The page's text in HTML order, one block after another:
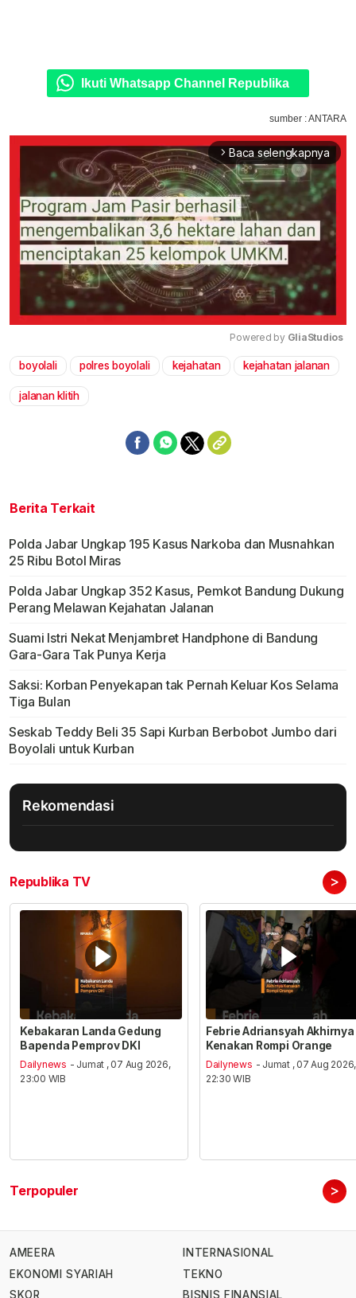
Ikuti Whatsapp Channel Republika
sumber : ANTARA
arrow_forward_ios Baca selengkapnya
Mute
Powered by GliaStudios
boyolali polres boyolali kejahatan kejahatan jalanan
jalanan klitih
Berita Terkait
Polda Jabar Ungkap 195 Kasus Narkoba dan Musnahkan
25 Ribu Botol Miras
Polda Jabar Ungkap 352 Kasus, Pemkot Bandung Dukung
Perang Melawan Kejahatan Jalanan
Suami Istri Nekat Menjambret Handphone di Bandung
Gara-Gara Tak Punya Kerja
Saksi: Korban Penyekapan tak Pernah Keluar Kos Selama
Tiga Bulan
Seskab Teddy Beli 35 Sapi Kurban Berbobot Jumbo dari
Boyolali untuk Kurban
Rekomendasi
Republika TV >
Kebakaran Landa Gedung
Bapenda Pemprov DKI
Dailynews - Jumat , 07 Aug 2026,
23:00 WIB
Febrie Adriansyah Akhirnya
Kenakan Rompi Orange
Dailynews - Jumat , 07 Aug 2026,
22:30 WIB
Terpopuler >
AMEERA
EKONOMI SYARIAH
SKOR
INTERNASIONAL
TEKNO
BISNIS FINANSIAL